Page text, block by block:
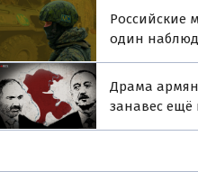
Российские
один
Драма
занавес